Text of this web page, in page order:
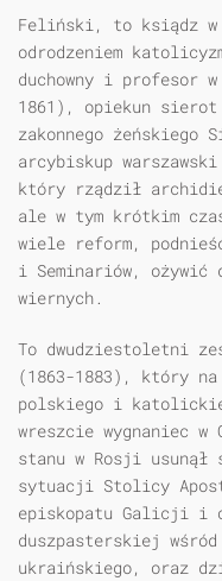
Feliński, to ksiądz w
odrodzeniem
duchowny i profesor
1861), opiekun sierot
zakonnego żeńskiego
arcybiskup
który rządził
ale w tym krótkim
wiele reform,
i Seminariów,
wiernych.
To dwudziestoletni
(1863-1883), który
polskiego i
wreszcie wygnaniec
stanu w Rosji
sytuacji Stolicy
episkopatu Galicji i
duszpasterskiej
ukraińskiego, oraz